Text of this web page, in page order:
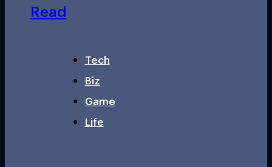
Read
Tech
Biz
Game
Life